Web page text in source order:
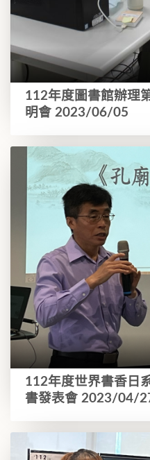
112年度圖書館辦理
明會 2023/06/05
112年度世界書香日
書發表會 2023/04/